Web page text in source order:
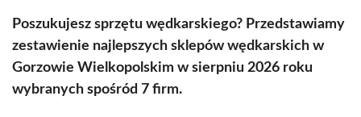
Poszukujesz sprzętu wędkarskiego? Przedstawiamy
zestawienie najlepszych sklepów wędkarskich w
Gorzowie Wielkopolskim w sierpniu 2026 roku
wybranych spośród 7 firm.